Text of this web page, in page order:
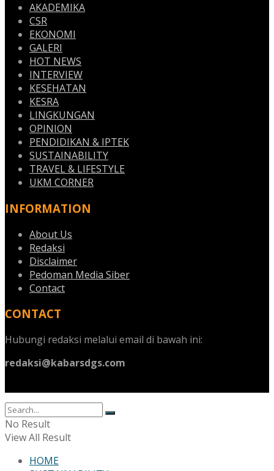
AKADEMIKA
CSR
EKONOMI
GALERI
HOT NEWS
INTERVIEW
KESEHATAN
KESRA
LINGKUNGAN
OPINION
PENDIDIKAN & IPTEK
SUSTAINABILITY
TRAVEL & LIFESTYLE
UKM CORNER
INFORMATION
About Us
Redaksi
Disclaimer
Pedoman Media Siber
Contact
CONTACT
Hubungi redaksi melalui email di bawah ini:
redaksi@kabarsdgs.com
No Result
View All Result
HOME